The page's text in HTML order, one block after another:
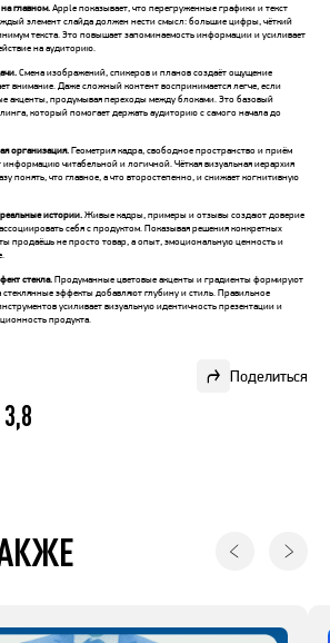
главном.Apple показывает, что перегруженные графики и текст
элемент слайда должен нести смысл: большие цифры, чёткий
текста. Это повышает запоминаемость информации и усиливает
на аудиторию.
Смена изображений, спикеров и планов создаёт ощущение
внимание. Даже сложный контент воспринимается легче, если
акценты, продумывая переходы между блоками. Это базовый
который помогает держать аудиторию с самого начала до
организация.Геометрия кадра, свободное пространство и приём
читабельной и логичной. Чёткая визуальная иерархия
понять, что главное, а что второстепенно, и снижает когнитивную
истории.Живые кадры, примеры и отзывы создают доверие
себя с продуктом. Показывая решения конкретных
продаёшь не просто товар, а опыт, эмоциональную ценность и
стекла.Продуманные цветовые акценты и градиенты формируют
стеклянные эффекты добавляют глубину и стиль. Правильное
усиливает визуальную идентичность презентации и
продукта.
Поделиться
3,8